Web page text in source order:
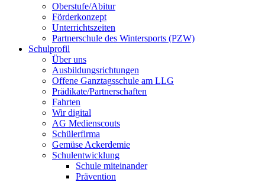
Oberstufe/Abitur
Förderkonzept
Unterrichtszeiten
Partnerschule des Wintersports (PZW)
Schulprofil
Über uns
Ausbildungsrichtungen
Offene Ganztagsschule am LLG
Prädikate/Partnerschaften
Fahrten
Wir digital
AG Medienscouts
Schülerfirma
Gemüse Ackerdemie
Schulentwicklung
Schule miteinander
Prävention